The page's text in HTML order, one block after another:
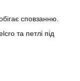
сповзанню.
та петлі під